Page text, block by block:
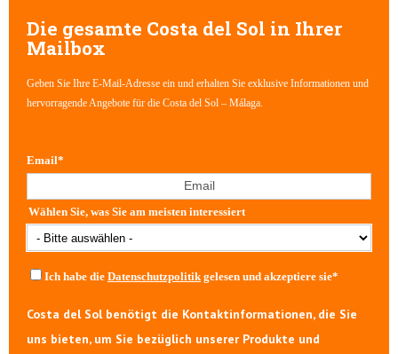
Die gesamte Costa del Sol in Ihrer
Mailbox
Geben Sie Ihre E-Mail-Adresse ein und erhalten Sie exklusive Informationen und
hervorragende Angebote für die Costa del Sol – Málaga.
Email*
Wählen Sie, was Sie am meisten interessiert
Ich habe die Datenschutzpolitik gelesen und akzeptiere sie*
Costa del Sol benötigt die Kontaktinformationen, die Sie
uns bieten, um Sie bezüglich unserer Produkte und